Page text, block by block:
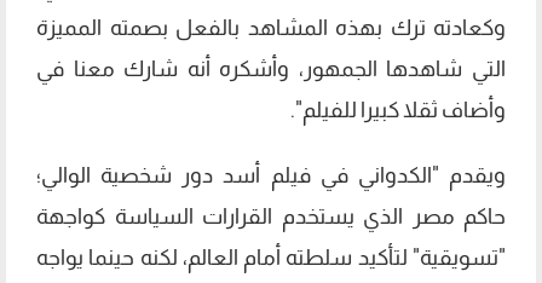
وكعادته ترك بهذه المشاهد بالفعل بصمته المميزة
التي شاهدها الجمهور، وأشكره أنه شارك معنا في
وأضاف ثقلا كبيرا للفيلم".
ويقدم "الكدواني في فيلم أسد دور شخصية الوالي؛
حاكم مصر الذي يستخدم القرارات السياسة كواجهة
"تسويقية" لتأكيد سلطته أمام العالم، لكنه حينما يواجه